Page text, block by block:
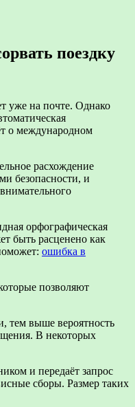
поездку
уже на почте. Однако
о международном
расхождение
безопасности, и
орфографическая
быть расценено как
ошибка в
позволяют
тем выше вероятность
В некоторых
и передаёт запрос
сборы. Размер таких